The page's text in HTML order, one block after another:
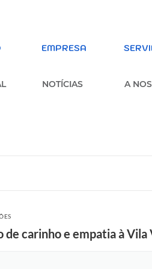
EMPRESA
NOTÍCIAS A
carinho e empatia à